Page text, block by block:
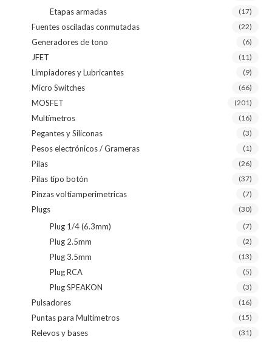
Etapas armadas (17)
Fuentes osciladas conmutadas (22)
Generadores de tono (6)
JFET (11)
Limpiadores y Lubricantes (9)
Micro Switches (66)
MOSFET (201)
Multímetros (16)
Pegantes y Siliconas (3)
Pesos electrónicos / Grameras (1)
Pilas (26)
Pilas tipo botón (37)
Pinzas voltiamperimetricas (7)
Plugs (30)
Plug 1/4 (6.3mm) (7)
Plug 2.5mm (2)
Plug 3.5mm (13)
Plug RCA (5)
Plug SPEAKON (3)
Pulsadores (16)
Puntas para Multímetros (15)
Relevos y bases (31)